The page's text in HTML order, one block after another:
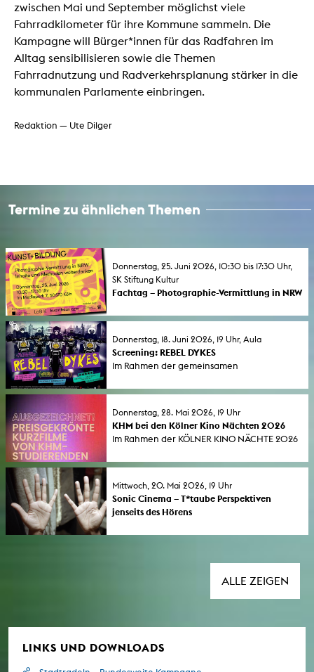
zwischen Mai und September möglichst viele
Fahrradkilometer für ihre Kommune sammeln. Die
Kampagne will Bürger*innen für das Radfahren im
Alltag sensibilisieren sowie die Themen
Fahrradnutzung und Radverkehrsplanung stärker in die
kommunalen Parlamente einbringen.
Redaktion — Ute Dilger
Termine zu ähnlichen Themen
Donnerstag, 25. Juni 2026, 10:30 bis 17:30 Uhr,
SK Stiftung Kultur
Fachtag – Photographie-Vermittlung in NRW
Donnerstag, 18. Juni 2026, 19 Uhr, Aula
Screening: REBEL DYKES
Im Rahmen der gemeinsamen
dem Titel Connections - Von Verbindungen
Rebel Dykes.
Donnerstag, 28. Mai 2026, 19 Uhr
KHM bei den Kölner Kino Nächten 2026
Im Rahmen der KÖLNER KINO NÄCHTE 2026
Kunsthochschule für Medien Köln eine
auf internationalen Festivals präsentiert und
ausgezeichnet wurden.
Mittwoch, 20. Mai 2026, 19 Uhr
Sonic Cinema – T*taube Perspektiven
jenseits des Hörens
ALLE ZEIGEN
LINKS UND DOWNLOADS